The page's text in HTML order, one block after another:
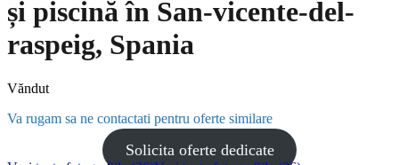
și piscină în San-vicente-del-
raspeig, Spania
Văndut
Va rugam sa ne contactati pentru oferte similare
Solicita oferte dedicate